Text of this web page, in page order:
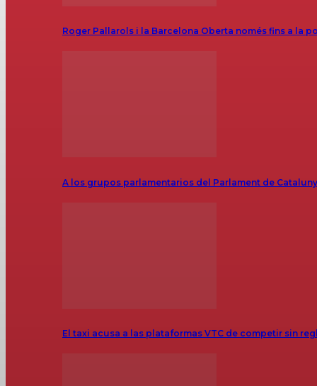
Roger Pallarols i la Barcelona Oberta només fins a la
A los grupos parlamentarios del Parlament de
El taxi acusa a las plataformas VTC de competir sin